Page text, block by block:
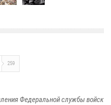
259
Федеральной службы войск